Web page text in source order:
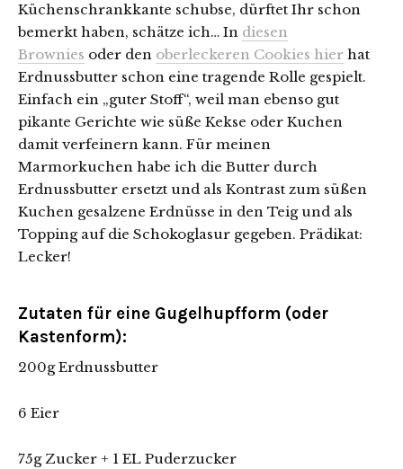
Küchenschrankkante schubse, dürftet Ihr schon
bemerkt haben, schätze ich… In diesen
Brownies oder den oberleckeren Cookies hier hat
Erdnussbutter schon eine tragende Rolle gespielt.
Einfach ein „guter Stoff“, weil man ebenso gut
pikante Gerichte wie süße Kekse oder Kuchen
damit verfeinern kann. Für meinen
Marmorkuchen habe ich die Butter durch
Erdnussbutter ersetzt und als Kontrast zum süßen
Kuchen gesalzene Erdnüsse in den Teig und als
Topping auf die Schokoglasur gegeben. Prädikat:
Lecker!
Zutaten für eine Gugelhupfform (oder
Kastenform):
200g Erdnussbutter
6 Eier
75g Zucker + 1 EL Puderzucker